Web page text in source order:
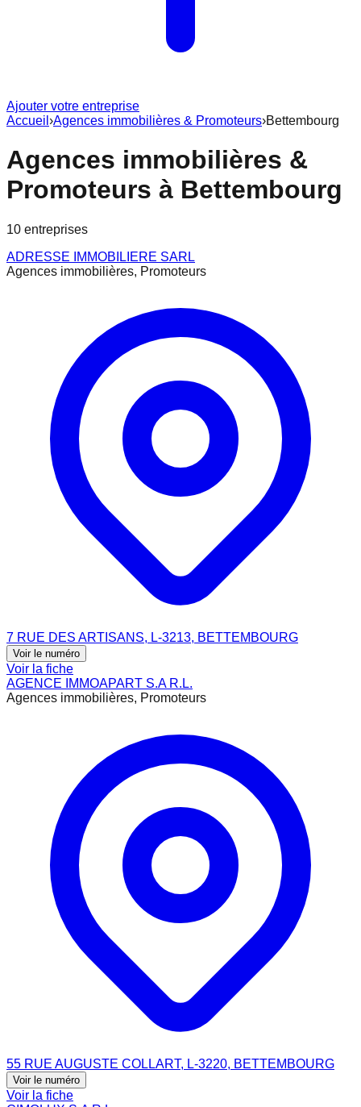
Ajouter votre entreprise
Accueil ›Agences immobilières & Promoteurs›Bettembourg
Agences immobilières &
Promoteurs à Bettembourg
10 entreprises
ADRESSE IMMOBILIERE SARL
Agences immobilières, Promoteurs
7 RUE DES ARTISANS, L-3213, BETTEMBOURG
Voir le numéro
Voir la fiche
AGENCE IMMOAPART S.A R.L.
Agences immobilières, Promoteurs
55 RUE AUGUSTE COLLART, L-3220, BETTEMBOURG
Voir le numéro
Voir la fiche